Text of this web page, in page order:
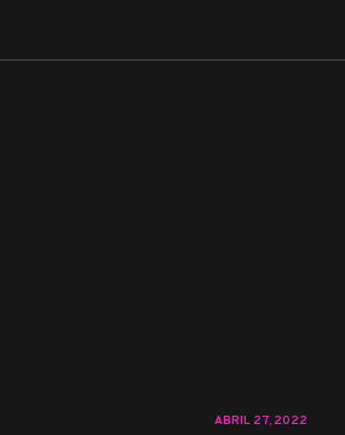
ABRIL 27, 2022